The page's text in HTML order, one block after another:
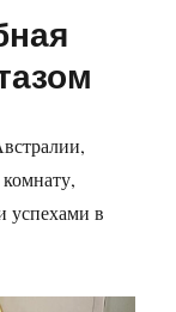
успехами в